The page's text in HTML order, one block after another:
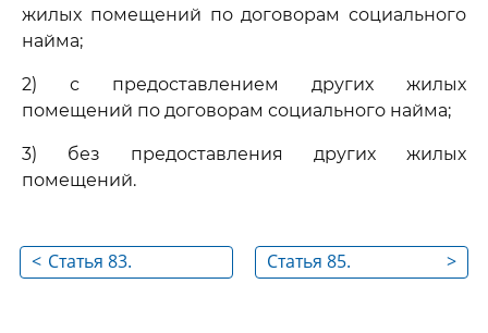
жилых помещений по договорам социального
найма;
2) с предоставлением других жилых
помещений по договорам социального найма;
3) без предоставления других жилых
помещений.
< Статья 83.
>
Статья 85.